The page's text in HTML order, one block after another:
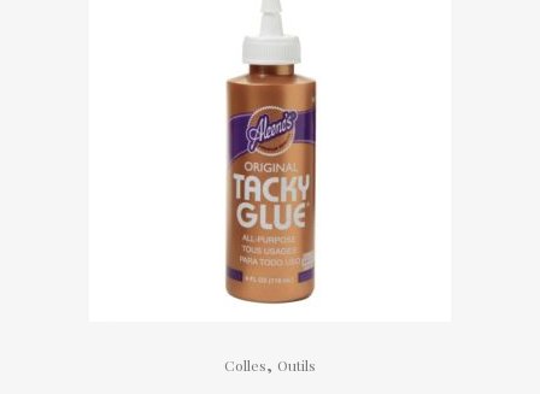
Colles, Outils